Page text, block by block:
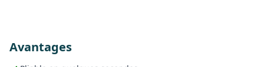
Avantages